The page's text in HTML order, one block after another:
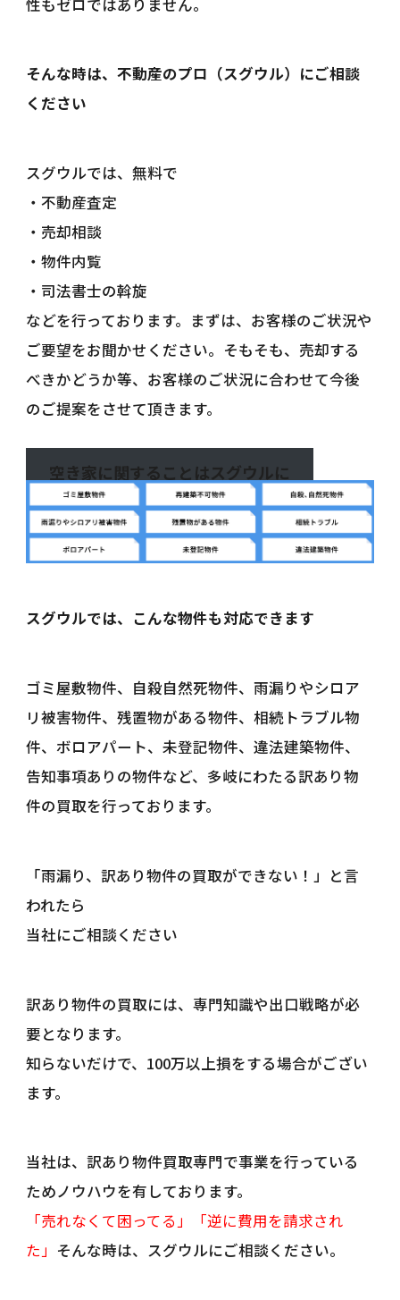
そんな時は、不動産のプロ（スグウル）にご相談
ください
スグウルでは、無料で
・不動産査定
・売却相談
・物件内覧
・司法書士の斡旋
などを行っております。まずは、お客様のご状況や
ご要望をお聞かせください。そもそも、売却する
べきかどうか等、お客様のご状況に合わせて今後
のご提案をさせて頂きます。
空き家に関することはスグウルに
スグウルでは、こんな物件も対応できます
ゴミ屋敷物件、自殺自然死物件、雨漏りやシロア
リ被害物件、残置物がある物件、相続トラブル物
件、ボロアパート、未登記物件、違法建築物件、
告知事項ありの物件など、多岐にわたる訳あり物
件の買取を行っております。
「雨漏り、訳あり物件の買取ができない！」と言
われたら
当社にご相談ください
訳あり物件の買取には、専門知識や出口戦略が必
要となります。
知らないだけで、100万以上損をする場合がござい
ます。
当社は、訳あり物件買取専門で事業を行っている
ためノウハウを有しております。
「売れなくて困ってる」「逆に費用を請求され
た」 そんな時は、スグウルにご相談ください。